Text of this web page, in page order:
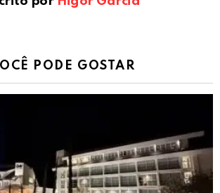
PODE GOSTAR